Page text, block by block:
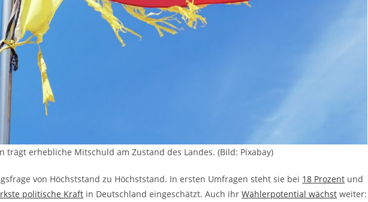
trägt erhebliche Mitschuld am Zustand des Landes. (Bild: Pixabay)
von Höchststand zu Höchststand. In ersten Umfragen steht sie bei 18 Prozent und
politische Kraft in Deutschland eingeschätzt. Auch ihr Wählerpotential wächst weiter: